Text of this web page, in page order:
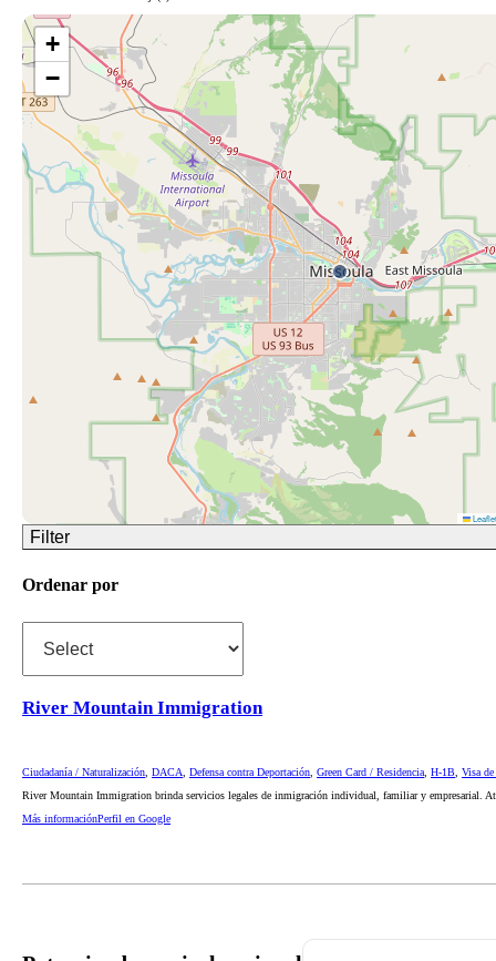
+
−
Leaflet
Filter
Ordenar por
River Mountain Immigration
Ciudadanía / Naturalización DACA Defensa contra Deportación Green Card / Residencia H-1B Visa
River Mountain Immigration brinda servicios legales de inmigración individual, familiar y empresarial.
Más informaciónPerfil en Google